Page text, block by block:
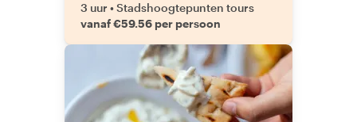
3 uur •Stadshoogtepunten tours
vanaf €59.56 per persoon